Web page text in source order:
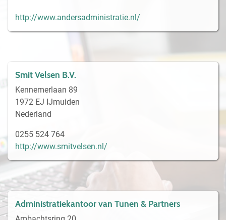
http://www.andersadministratie.nl/
Smit Velsen B.V.
Kennemerlaan 89
1972 EJ IJmuiden
Nederland
0255 524 764
http://www.smitvelsen.nl/
Administratiekantoor van Tunen & Partners